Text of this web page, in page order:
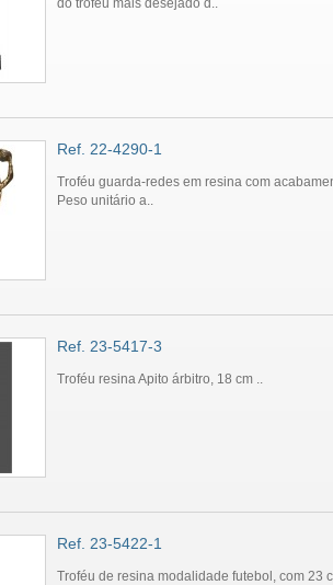
do troféu mais desejado d..
Ref. 22-4290-1
Troféu guarda-redes em resina com
Peso unitário a..
Ref. 23-5417-3
Troféu resina Apito árbitro, 18 cm ..
Ref. 23-5422-1
Troféu de resina modalidade futebol, com 23